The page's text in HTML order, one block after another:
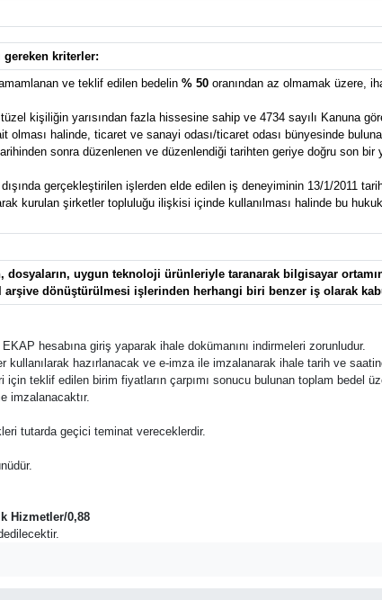
gereken kriterler:
ve teklif edilen bedelin % 50oranından az olmamak üzere,
kişiliğin yarısından fazla hissesine sahip ve 4734 sayılı Kanuna
halinde, ticaret ve sanayi odası/ticaret odası bünyesinde
sonra düzenlenen ve düzenlendiği tarihten geriye doğru son bir
gerçekleştirilen işlerden elde edilen iş deneyiminin 13/1/2011
kurulan şirketler topluluğu ilişkisi içinde kullanılması halinde bu
uygun teknoloji ürünleriyle taranarak bilgisayar
dönüştürülmesi işlerinden herhangi biri benzer iş olarak
hesabına giriş yaparak ihale dokümanını indirmeleri zorunludur.
hazırlanacak ve e-imza ile imzalanarak ihale tarih ve
teklif edilen birim fiyatların çarpımı sonucu bulunan toplam bedel
imzalanacaktır.
tutarda geçici teminat vereceklerdir.
Hizmetler/0,88